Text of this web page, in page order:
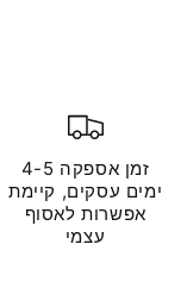
זמן אספקה 4-5
ימים עסקים, קיימת
אפשרות לאסוף
עצמי